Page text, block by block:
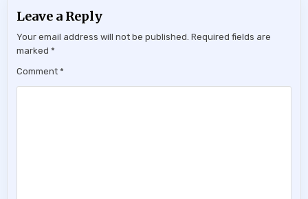
Leave a Reply
Your email address will not be published. Required fields are
marked*
Comment*